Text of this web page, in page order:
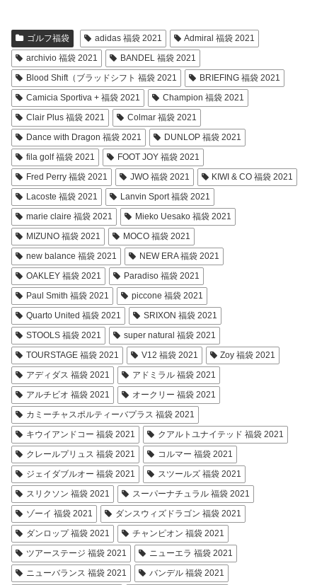
ゴルフ福袋 adidas 福袋 2021
Admiral 福袋 2021
archivio 福袋 2021
BANDEL 福袋 2021
Blood Shift（ブラッドシフト 福袋 2021
BRIEFING 福袋 2021
Camicia Sportiva + 福袋 2021
Champion 福袋 2021
Clair Plus 福袋 2021
Colmar 福袋 2021
Dance with Dragon 福袋 2021
DUNLOP 福袋 2021
fila golf 福袋 2021
FOOT JOY 福袋 2021
Fred Perry 福袋 2021
JWO 福袋 2021
KIWI & CO 福袋 2021
Lacoste 福袋 2021
Lanvin Sport 福袋 2021
marie claire 福袋 2021
Mieko Uesako 福袋 2021
MIZUNO 福袋 2021
MOCO 福袋 2021
new balance 福袋 2021
NEW ERA 福袋 2021
OAKLEY 福袋 2021
Paradiso 福袋 2021
Paul Smith 福袋 2021
piccone 福袋 2021
Quarto United 福袋 2021
SRIXON 福袋 2021
STOOLS 福袋 2021
super natural 福袋 2021
TOURSTAGE 福袋 2021
V12 福袋 2021
Zoy 福袋 2021
アディダス 福袋 2021
アドミラル 福袋 2021
アルチビオ 福袋 2021
オークリー 福袋 2021
カミーチャスポルティーバプラス 福袋 2021
キウイアンドコー 福袋 2021
クアルトユナイテッド 福袋 2021
クレールプリュス 福袋 2021
コルマー 福袋 2021
ジェイダブルオー 福袋 2021
スツールズ 福袋 2021
スリクソン 福袋 2021
スーパーナチュラル 福袋 2021
ゾーイ 福袋 2021
ダンスウィズドラゴン 福袋 2021
ダンロップ 福袋 2021
チャンピオン 福袋 2021
ツアーステージ 福袋 2021
ニューエラ 福袋 2021
ニューバランス 福袋 2021
バンデル 福袋 2021